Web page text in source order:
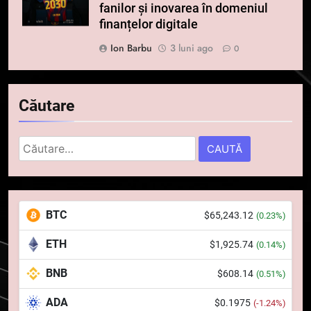
fanilor și inovarea în domeniul
finanțelor digitale
Ion Barbu
3 luni ago 0
Căutare
Caută
după:
BTC $65,243.12 (0.23%)
ETH $1,925.74 (0.14%)
BNB $608.14 (0.51%)
ADA $0.1975 (-1.24%)
Squid a strâns 6 milioane de
dolari cu sprijinul Ripple, apoi a
pierdut jumătate din aceștia
într-un atac cibernetic în mai
6
Banii digitali și arhitectura